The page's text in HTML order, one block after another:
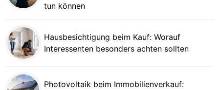
tun können
Hausbesichtigung beim Kauf: Worauf
Interessenten besonders achten sollten
Photovoltaik beim Immobilienverkauf: